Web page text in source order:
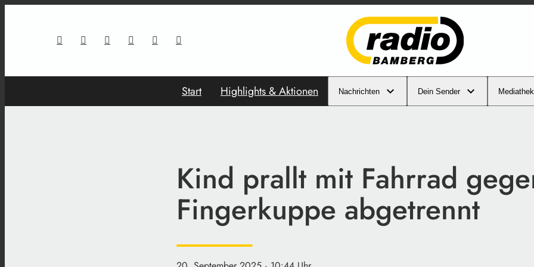
Start Highlights & Aktionen Nachrichten Dein Sender Mediathek
Kind prallt mit Fahrrad
Fingerkuppe abgetrennt